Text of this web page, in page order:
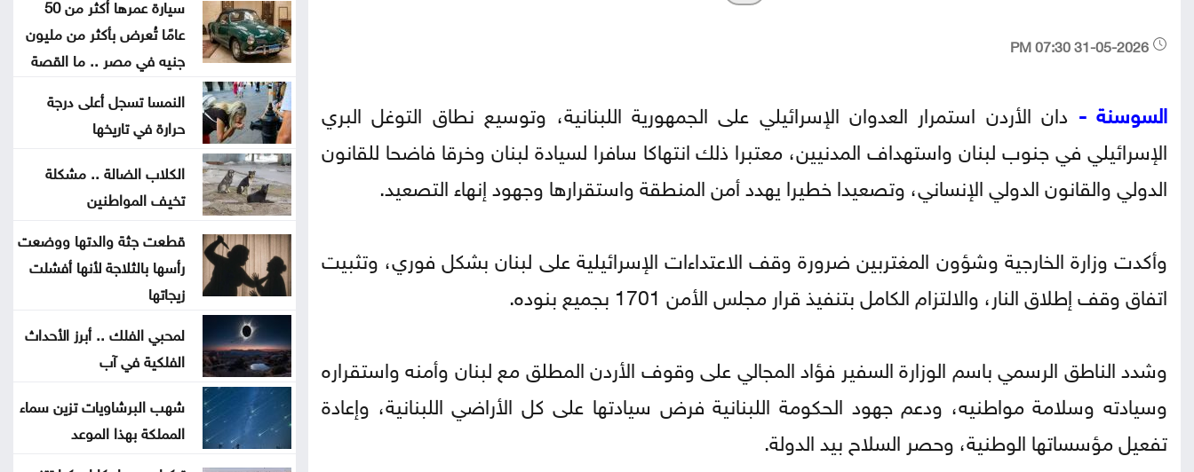
السوسنة - دان الأردن استمرار العدوان الإسرائيلي على الجمهورية اللبنانية، وتوسيع نطاق التوغل البري
الإسرائيلي في جنوب لبنان واستهداف المدنيين، معتبرا ذلك انتهاكا سافرا لسيادة لبنان وخرقا فاضحا للقانون
الدولي والقانون الدولي الإنساني، وتصعيدا خطيرا يهدد أمن المنطقة واستقرارها وجهود إنهاء التصعيد.
وأكدت وزارة الخارجية وشؤون المغتربين ضرورة وقف الاعتداءات الإسرائيلية على لبنان بشكل فوري، وتثبيت
اتفاق وقف إطلاق النار، والالتزام الكامل بتنفيذ قرار مجلس الأمن 1701 بجميع بنوده.
وشدد الناطق الرسمي باسم الوزارة السفير فؤاد المجالي على وقوف الأردن المطلق مع لبنان وأمنه واستقراره
وسيادته وسلامة مواطنيه، ودعم جهود الحكومة اللبنانية فرض سيادتها على كل الأراضي اللبنانية، وإعادة
تفعيل مؤسساتها الوطنية، وحصر السلاح بيد الدولة.
تجنب استهداف المدنيين
المواصفات والمقاييس: 25% من
المنتجات تحمل علامات تجارية مقلدة
الدفاع اليمنية تؤكد سقوط قتلى
وجرحى في هجوم حوثي وتتوعد بالرد
تغيير مسار 49 سفينة وتعطيل
سفينتين ضمن عمليات فرض الحصار
على إيران
المواصفات والمقاييس: لا شكاوى
بشأن أسطوانات الغاز الجديدة
المواصفات والمقاييس: لا خلل في
محطات المحروقات أو مادة البنزين
سيارة عمرها أكثر من 50
عامًا تُعرض بأكثر من مليون
جنيه في مصر .. ما القصة
النمسا تسجل أعلى درجة
حرارة في تاريخها
الكلاب الضالة .. مشكلة
تخيف المواطنين
قطعت جثة والدتها ووضعت
رأسها بالثلاجة لأنها أفشلت
زيجاتها
لمحبي الفلك .. أبرز الأحداث
الفلكية في آب
شهب البرشاويات تزين سماء
المملكة بهذا الموعد